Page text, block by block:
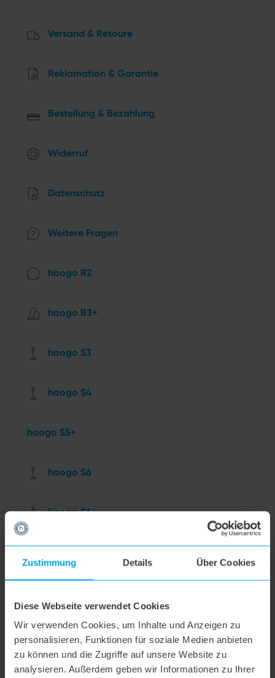
Zustimmung Details Über Cookies
Diese Webseite verwendet Cookies
Wir verwenden Cookies, um Inhalte und Anzeigen zu
personalisieren, Funktionen für soziale Medien anbieten
zu können und die Zugriffe auf unsere Website zu
analysieren. Außerdem geben wir Informationen zu Ihrer
Versand & Retoure
Reklamation & Garantie
Bestellung & Bezahlung
Widerruf
Datenschutz
Weitere Fragen
hoogo R2
hoogo B3+
hoogo S3
hoogo S4
hoogo S5+
hoogo S6
hoogo S6+
hoogo orga-nicer
flipflop Düse